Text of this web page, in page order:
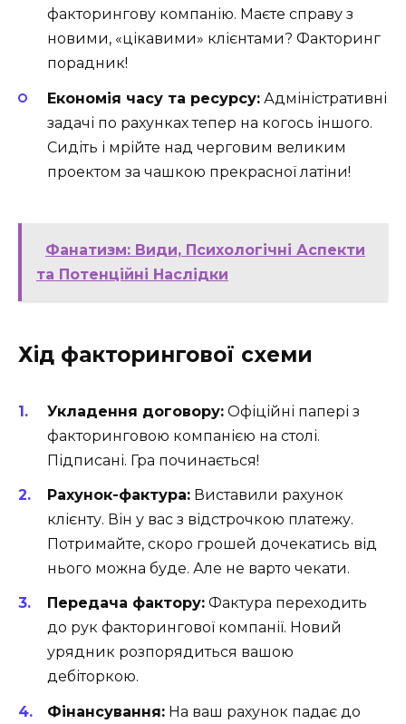
факторингову компанію. Маєте справу з
новими, «цікавими» клієнтами? Факторинг
порадник!
Економія часу та ресурсу: Адміністративні
задачі по рахунках тепер на когось іншого.
Сидіть і мрійте над черговим великим
проектом за чашкою прекрасної латіни!
Фанатизм: Види, Психологічні Аспекти
та Потенційні Наслідки
Хід факторингової схеми
Укладення договору: Офіційні папері з
факторинговою компанією на столі.
Підписані. Гра починається!
Рахунок-фактура: Виставили рахунок
клієнту. Він у вас з відстрочкою платежу.
Потримайте, скоро грошей дочекатись від
нього можна буде. Але не варто чекати.
Передача фактору: Фактура переходить
до рук факторингової компанії. Новий
урядник розпорядиться вашою
дебіторкою.
Фінансування: На ваш рахунок падає до